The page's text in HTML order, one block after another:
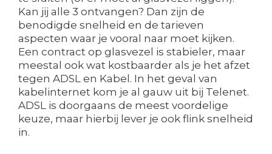
Kan jij alle 3 ontvangen? Dan zijn de
benodigde snelheid en de tarieven
aspecten waar je vooral naar moet kijken.
Een contract op glasvezel is stabieler, maar
meestal ook wat kostbaarder als je het afzet
tegen ADSL en Kabel. In het geval van
kabelinternet kom je al gauw uit bij Telenet.
ADSL is doorgaans de meest voordelige
keuze, maar hierbij lever je ook flink snelheid
in.